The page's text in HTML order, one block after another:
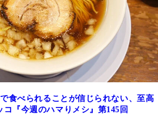
で食べられることが信じられない、至高
『今週のハマりメシ』第145回